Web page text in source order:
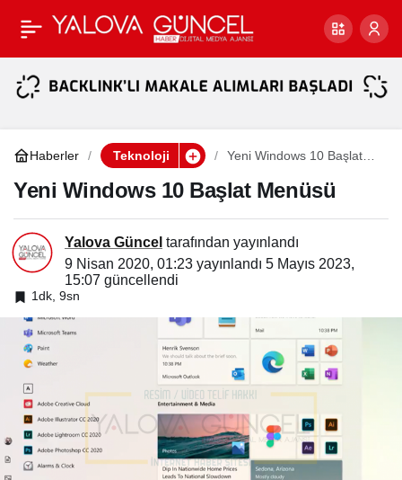
Haberler Teknoloji
Yeni Windows 10 Başlat
Yeni Windows 10 Başlat Menüsü
Yalova Güncel tarafından yayınlandı
9 Nisan 2020, 01:23 yayınlandı 5 Mayıs 2023,
15:07 güncellendi
1dk, 9sn
Yalova Güncel WhatsApp
ihbar hattı… ‘Corona’yı
Paylaş